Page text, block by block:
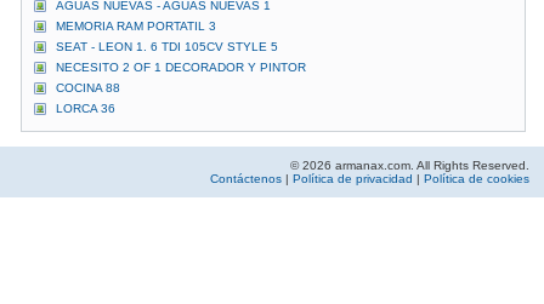
AGUAS NUEVAS - AGUAS NUEVAS 1
MEMORIA RAM PORTATIL 3
SEAT - LEON 1. 6 TDI 105CV STYLE 5
NECESITO 2 OF 1 DECORADOR Y PINTOR
COCINA 88
LORCA 36
© 2026 armanax.com. All Rights Reserved.
Contáctenos | Política de privacidad | Política de cookies